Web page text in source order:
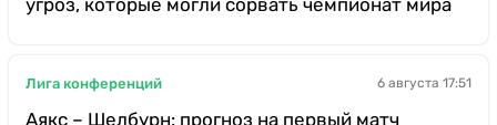
угроз, которые могли сорвать чемпионат мира
Лига конференций 6 августа 17:51
Аякс – Шелбурн: прогноз на первый матч